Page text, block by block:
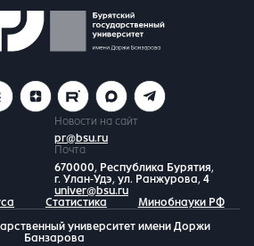
Новости на сайт
pr@bsu.ru
Почта
670000, Республика Бурятия,
г. Улан-Удэ, ул. Ранжурова, 4
univer@bsu.ru
Статистика Минобнауки РФ
университет имени Доржи
Банзарова